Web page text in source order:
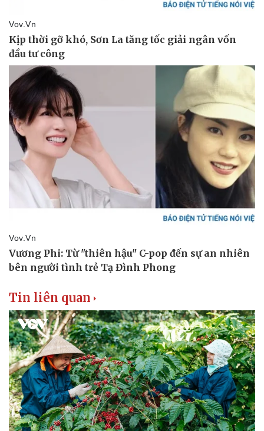
Thể thao
Bóng đá
Lịch thi đấu bóng đá
Thế giới thể thao
eSports
Hậu trường
Ô tô - Xe máy
Ô tô
Xe máy
Tư vấn
Tin liên quan